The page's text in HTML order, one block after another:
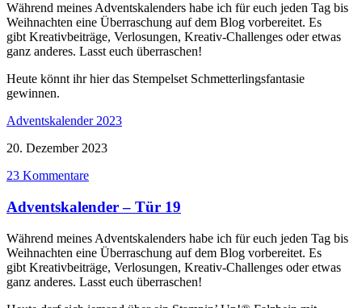
Während meines Adventskalenders habe ich für euch jeden Tag bis
Weihnachten eine Überraschung auf dem Blog vorbereitet. Es
gibt Kreativbeiträge, Verlosungen, Kreativ-Challenges oder etwas
ganz anderes. Lasst euch überraschen!
Heute könnt ihr hier das Stempelset Schmetterlingsfantasie
gewinnen.
Adventskalender 2023
20. Dezember 2023
23 Kommentare
Adventskalender – Tür 19
Während meines Adventskalenders habe ich für euch jeden Tag bis
Weihnachten eine Überraschung auf dem Blog vorbereitet. Es
gibt Kreativbeiträge, Verlosungen, Kreativ-Challenges oder etwas
ganz anderes. Lasst euch überraschen!